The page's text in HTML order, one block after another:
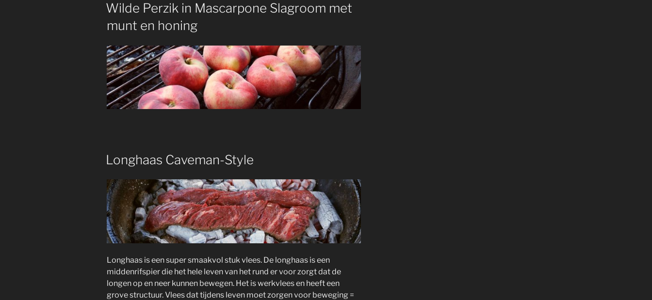
Wilde Perzik in Mascarpone Slagroom met
munt en honing
Longhaas Caveman-Style
Longhaas is een super smaakvol stuk vlees. De longhaas is een
middenrifspier die het hele leven van het rund er voor zorgt dat de
longen op en neer kunnen bewegen. Het is werkvlees en heeft een
grove structuur. Vlees dat tijdens leven moet zorgen voor beweging =